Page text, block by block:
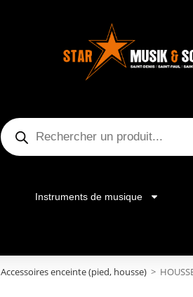
Instruments de musique
Accessoires enceinte (pied, housse) >